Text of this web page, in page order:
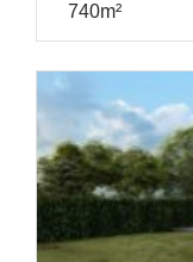
740m²